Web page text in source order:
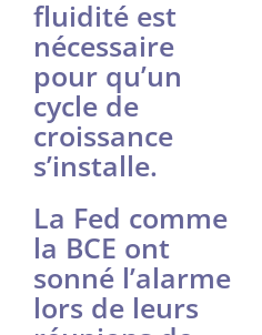
fluidité est
nécessaire
pour qu’un
cycle de
croissance
s’installe.
La Fed comme
la BCE ont
sonné l’alarme
lors de leurs